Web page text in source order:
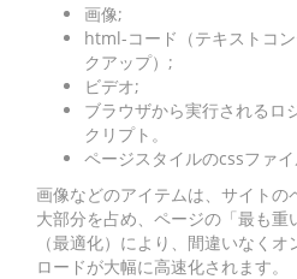
画像;
html-コード（テキストコ
クアップ）;
ビデオ;
ブラウザから実行される
クリプト。
ページスタイルのcssファイ
画像などのアイテムは、サイト
大部分を占め、ページの「最も
（最適化）により、間違いなく
ロードが大幅に高速化されます。